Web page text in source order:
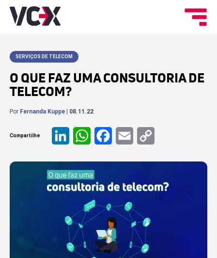
SERVIÇOS DE TELECOM
O QUE FAZ UMA CONSULTORIA DE
TELECOM?
Por Fernanda Kuppe | 08.11.22
Compartilhe